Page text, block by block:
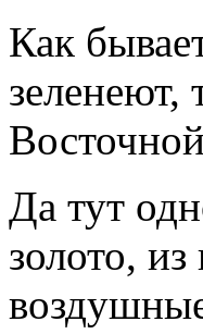
Как
зеленеют,
Да тут
золото,